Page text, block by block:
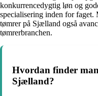
konkurrencedygtig løn og
specialisering inden for
tømrer på Sjælland også
tømrerbranchen.
Hvordan finder
Sjælland?